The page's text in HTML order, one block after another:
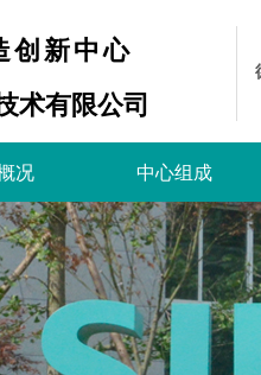
创新中心
术有限公司
况 中心组成